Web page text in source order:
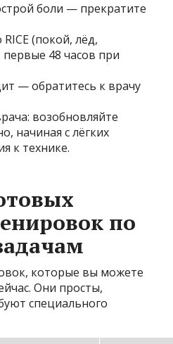
боли — прекратите
(покой, лёд,
48 часов при
— обратитесь к врачу
возобновляйте
начиная с лёгких
к техникe.
по
которые вы можете
Они просты,
специального